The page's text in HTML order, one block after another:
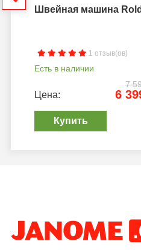
Швейная машина
1 отзыв(ов)
Есть в наличии
7
Цена: 6
Купить